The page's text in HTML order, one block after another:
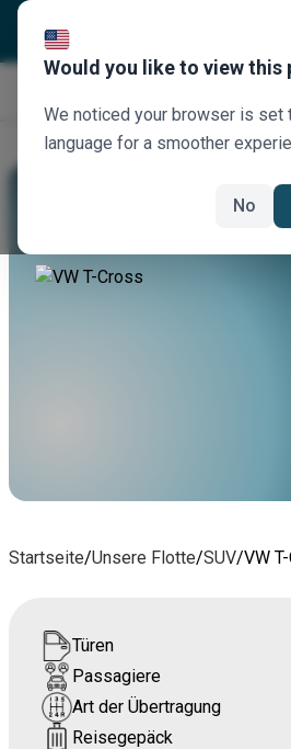
Mieten
Startseite/Unsere Flotte/SUV/VW
Türen
Passagiere
Art der Übertragung
Reisegepäck
Would you like to view this
We noticed your browser is set
language for a smoother
No